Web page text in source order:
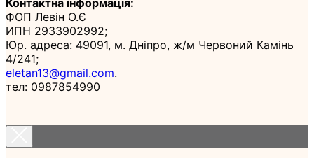
ФОП Левін О.Є
ИПН 2933902992;
Юр. адреса: 49091, м. Дніпро, ж/м Червоний Камінь
4/241;
eletan13@gmail.com.
тел: 0987854990